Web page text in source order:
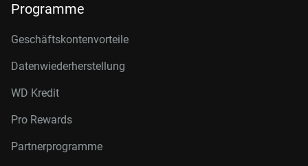
Programme
Geschäftskontenvorteile
Datenwiederherstellung
WD Kredit
Pro Rewards
Partnerprogramme